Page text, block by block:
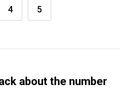
4 5
about the number